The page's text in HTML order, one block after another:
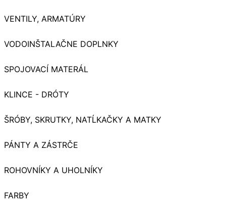
VENTILY, ARMATÚRY
VODOINŠTALAČNE DOPLNKY
SPOJOVACÍ MATERÁL
KLINCE - DRÓTY
ŠRÓBY, SKRUTKY, NATĹKAČKY A MATKY
PÁNTY A ZÁSTRČE
ROHOVNÍKY A UHOLNÍKY
FARBY